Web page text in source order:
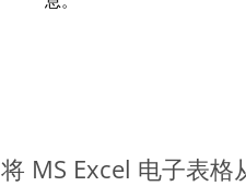
将 MS Excel 电子表格